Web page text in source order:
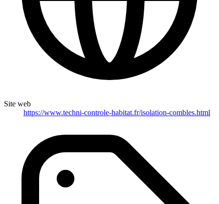
Site web
https://www.techni-controle-habitat.fr/isolation-combles.html